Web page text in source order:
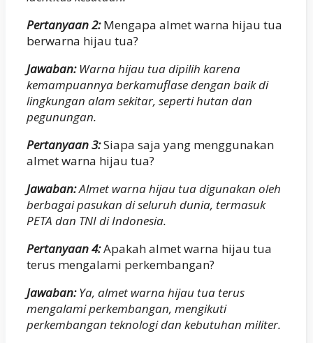
Pertanyaan 2:Mengapa almet warna hijau tua
berwarna hijau tua?
Jawaban:Warna hijau tua dipilih karena
kemampuannya berkamuflase dengan baik di
lingkungan alam sekitar, seperti hutan dan
pegunungan.
Pertanyaan 3:Siapa saja yang menggunakan
almet warna hijau tua?
Jawaban:Almet warna hijau tua digunakan oleh
berbagai pasukan di seluruh dunia, termasuk
PETA dan TNI di Indonesia.
Pertanyaan 4:Apakah almet warna hijau tua
terus mengalami perkembangan?
Jawaban:Ya, almet warna hijau tua terus
mengalami perkembangan, mengikuti
perkembangan teknologi dan kebutuhan militer.